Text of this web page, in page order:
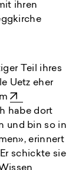
ihren
Teil ihres
Uetz eher
habe dort
und bin so in
erinnert
schickte sie